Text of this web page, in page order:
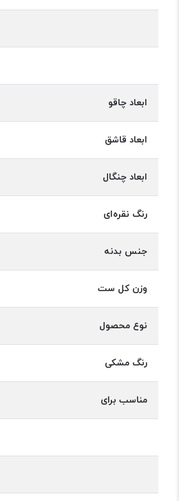
ابعاد چاقو
ابعاد قاشق
ابعاد چنگال
رنگ نقره‌ای
جنس بدنه
وزن کل ست
نوع محصول
رنگ مشکی
مناسب برای